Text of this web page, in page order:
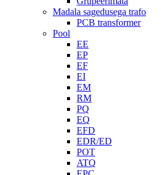
Madala sagedusega trafo
PCB transformer
Pool
EE
EP
EF
EI
EM
RM
PQ
EQ
EFD
EDR/ED
POT
ATQ